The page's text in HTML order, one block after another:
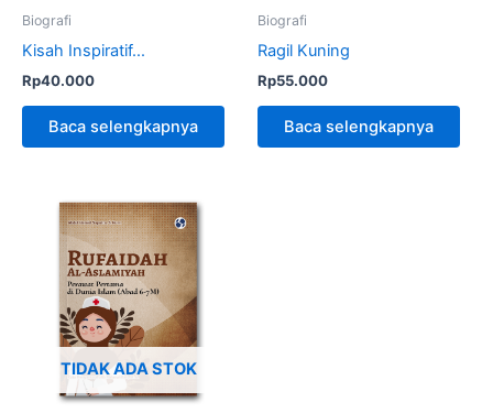
Biografi
Kisah Inspiratif...
Rp40.000
Baca selengkapnya
Biografi
Ragil Kuning
Rp55.000
Baca selengkapnya
TIDAK ADA STOK